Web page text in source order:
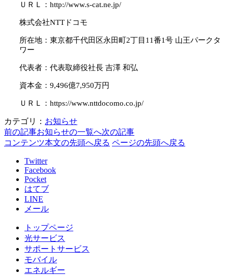
ＵＲＬ：http://www.s-cat.ne.jp/
株式会社NTTドコモ
所在地：東京都千代田区永田町2丁目11番1号 山王パークタ
ワー
代表者：代表取締役社長 吉澤 和弘
資本金：9,496億7,950万円
ＵＲＬ：https://www.nttdocomo.co.jp/
カテゴリ： お知らせ
前の記事お知らせの一覧へ次の記事
コンテンツ本文の先頭へ戻る ページの先頭へ戻る
Twitter
Facebook
Pocket
はてブ
LINE
メール
トップページ
光サービス
サポートサービス
モバイル
エネルギー